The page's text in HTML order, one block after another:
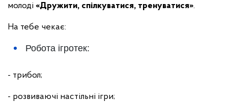
молоді «Дружити, спілкуватися, тренуватися».
На тебе чекає:
Робота ігротек:
- трибол;
- розвиваючі настільні ігри;